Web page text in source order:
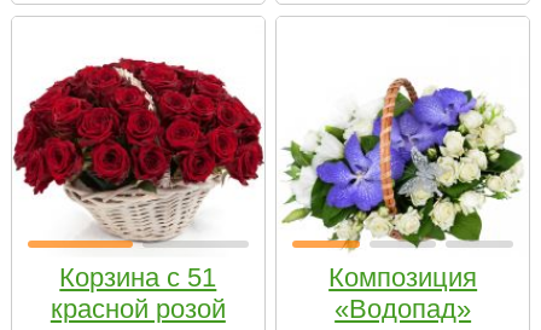
Корзина с 51
красной розой
Композиция
«Водопад»